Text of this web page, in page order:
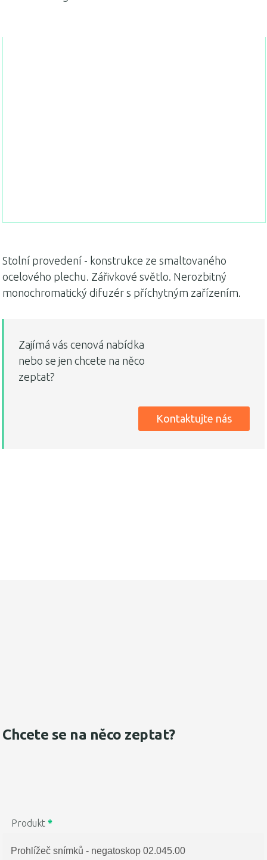
Stolní provedení - konstrukce ze smaltovaného
ocelového plechu. Zářivkové světlo. Nerozbitný
monochromatický difuzér s příchytným zařízením.
Zajímá vás cenová nabídka
nebo se jen chcete na něco
zeptat?
Kontaktujte nás
Chcete se na něco zeptat?
Produkt *